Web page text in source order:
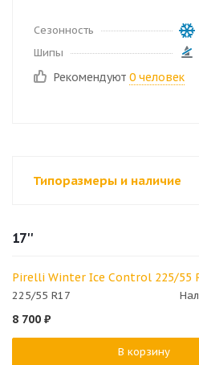
Сезонность
Шипы
Рекомендуют 0 человек
Типоразмеры и наличие
17''
Pirelli Winter Ice Control 225/55
225/55 R17
8 700 ₽
В корзину